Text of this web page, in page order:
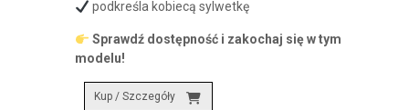
podkreśla kobiecą sylwetkę
Sprawdź dostępność i zakochaj się w tym
modelu!
Kup / Szczegóły